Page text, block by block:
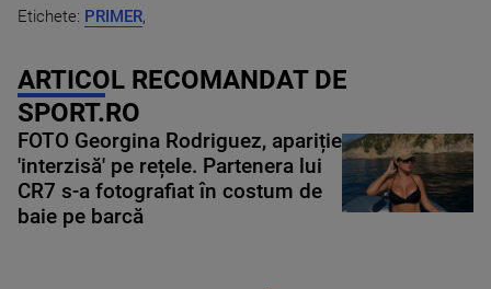
Etichete: PRIMER,
ARTICOL RECOMANDAT DE
SPORT.RO
FOTO Georgina Rodriguez, apariție
'interzisă' pe rețele. Partenera lui
CR7 s-a fotografiat în costum de
baie pe barcă